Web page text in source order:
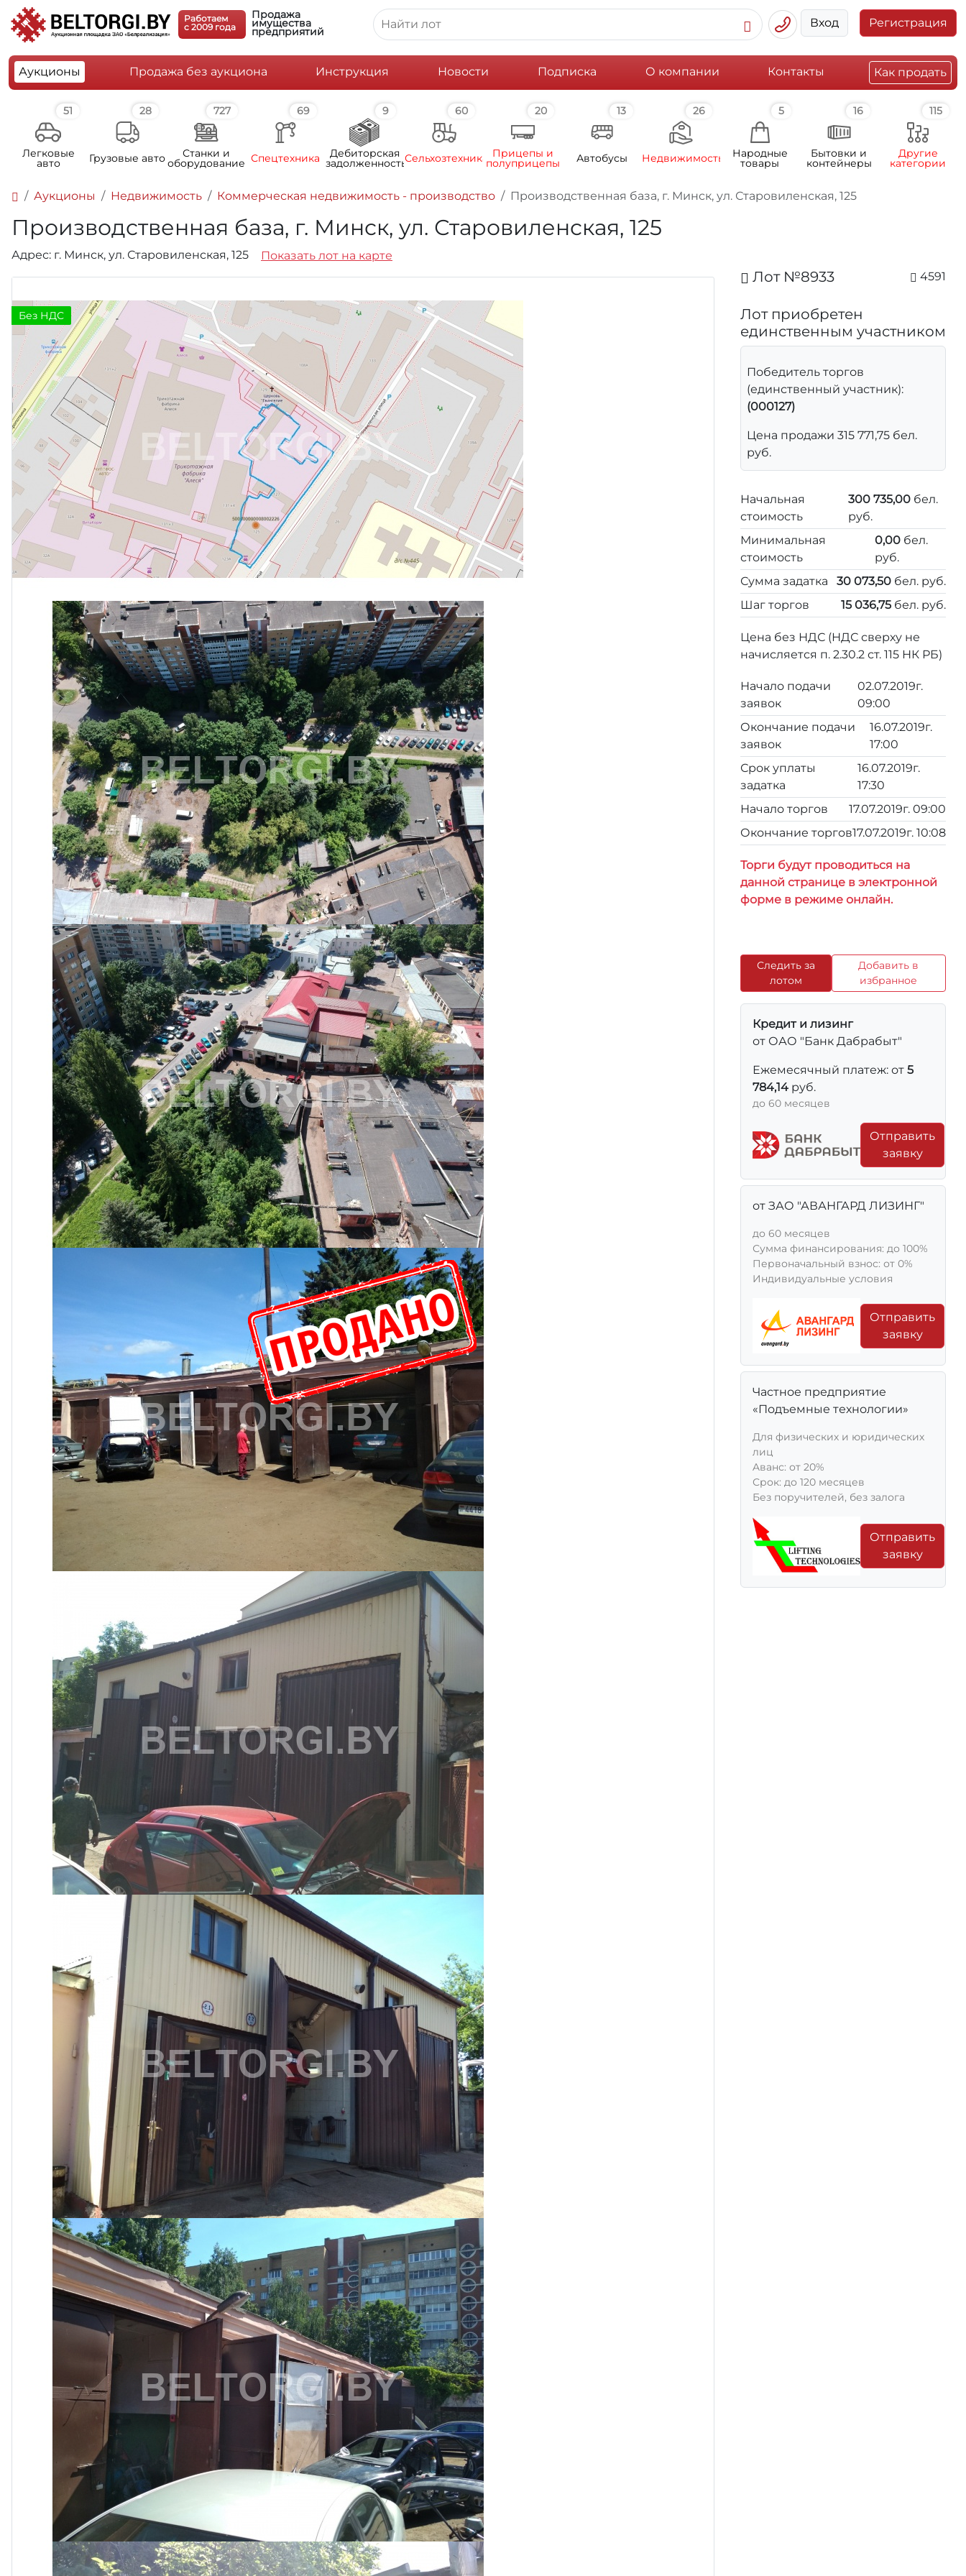
Работаем
c 2009 года
Продажа
имущества
предприятий
Вход Регистрация
Аукционы Продажа без аукциона Инструкция Новости Подписка О компании Контакты Как продать
51
Легковые
авто
28
Грузовые авто
727
Станки и
оборудование
69
Спецтехника
9
Дебиторская
задолженность
60
Сельхозтехника
20
Прицепы и
полуприцепы
13
Автобусы
26
Недвижимость
5
Народные
товары
16
Бытовки и
контейнеры
115
Другие
категории
Аукционы Недвижимость Коммерческая недвижимость - производство Производственная база, г. Минск, ул. Старовиленская, 125
Производственная база, г. Минск, ул. Старовиленская, 125
Адрес: г. Минск, ул. Старовиленская, 125 Показать лот на карте
Без НДС
Лот №8933 4591
Лот приобретен
единственным участником
Победитель торгов
(единственный участник):
(000127)
Цена продажи 315 771,75 бел.
руб.
Начальная
стоимость
300 735,00 бел.
руб.
Минимальная
стоимость
0,00бел.
руб.
Сумма задатка
30 073,50 бел. руб.
Шаг торгов
15 036,75 бел. руб.
Цена без НДС (НДС сверху не
начисляется п. 2.30.2 ст. 115 НК РБ)
Начало подачи
заявок
02.07.2019г.
09:00
Окончание подачи
заявок
16.07.2019г.
17:00
Срок уплаты
задатка
16.07.2019г.
17:30
Начало торгов
17.07.2019г. 09:00
Окончание торгов17.07.2019г. 10:08
Торги будут проводиться на
данной странице в электронной
форме в режиме онлайн.
Следить за
лотом
Добавить в
избранное
Кредит и лизинг
от ОАО "Банк Дабрабыт"
Ежемесячный платеж: от 5
784,14 руб.
до 60 месяцев
Отправить
заявку
от ЗАО "АВАНГАРД ЛИЗИНГ"
до 60 месяцев
Сумма финансирования: до 100%
Первоначальный взнос: от 0%
Индивидуальные условия
Отправить
заявку
Частное предприятие
«Подъемные технологии»
Для физических и юридических
лиц
Aванс: от 20%
Срок: до 120 месяцев
Без поручителей, без залога
Отправить
заявку